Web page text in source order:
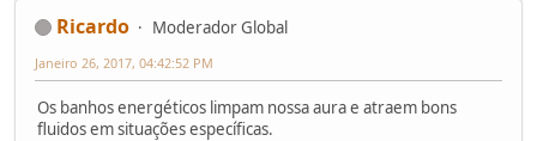
Ricardo Moderador Global
Janeiro 26, 2017, 04:42:52 PM
Os banhos energéticos limpam nossa aura e atraem bons
fluidos em situações específicas.